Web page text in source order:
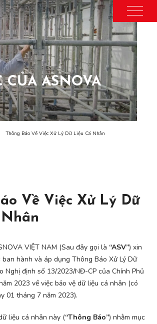
CỦA ASNOVA
Thông Báo Về Việc Xử Lý Dữ Liệu Cá Nhân
Về Việc Xử Lý Dữ
VIỆT NAM (Sau đây gọi là “ASV”) xin
hành và áp dụng Thông Báo Xử Lý Dữ
Nghị định số 13/2023/NĐ-CP của Chính Phủ
2023 về việc bảo vệ dữ liệu cá nhân (có
01 tháng 7 năm 2023).
liệu cá nhân này (“Thông Báo”) nhằm mục